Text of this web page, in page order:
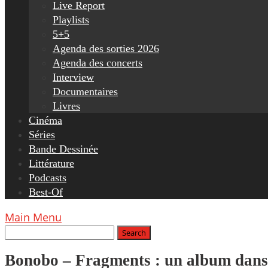
Live Report
Playlists
5+5
Agenda des sorties 2026
Agenda des concerts
Interview
Documentaires
Livres
Cinéma
Séries
Bande Dessinée
Littérature
Podcasts
Best-Of
Main Menu
Bonobo – Fragments : un album